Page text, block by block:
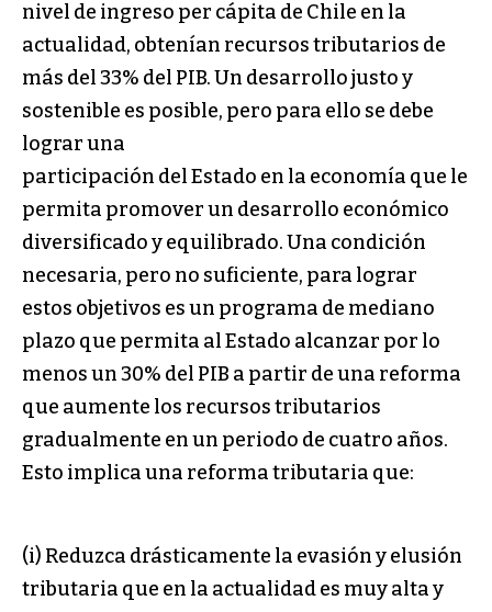
nivel de ingreso per cápita de Chile en la
actualidad, obtenían recursos tributarios de
más del 33% del PIB. Un desarrollo justo y
sostenible es posible, pero para ello se debe
lograr una
participación del Estado en la economía que le
permita promover un desarrollo económico
diversificado y equilibrado. Una condición
necesaria, pero no suficiente, para lograr
estos objetivos es un programa de mediano
plazo que permita al Estado alcanzar por lo
menos un 30% del PIB a partir de una reforma
que aumente los recursos tributarios
gradualmente en un periodo de cuatro años.
Esto implica una reforma tributaria que:
(i) Reduzca drásticamente la evasión y elusión
tributaria que en la actualidad es muy alta y